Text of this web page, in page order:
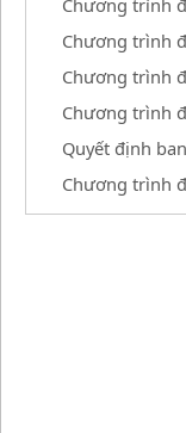
Chương trình
Chương trình
Chương trình
Chương trình
Quyết định
Chương trình